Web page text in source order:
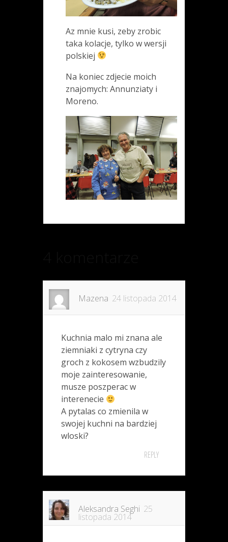
Az mnie kusi, zeby zrobic
taka kolacje, tylko w wersji
polskiej
Na koniec zdjecie moich
znajomych: Annunziaty i
Moreno.
Mazena 24 listopada 2014
Kuchnia malo mi znana ale
ziemniaki z cytryna czy
groch z kokosem wzbudzily
moje zainteresowanie,
musze poszperac w
interenecie
A pytalas co zmienila w
swojej kuchni na bardziej
wloski?
REPLY
Aleksandra Seghi 25
listopada 2014